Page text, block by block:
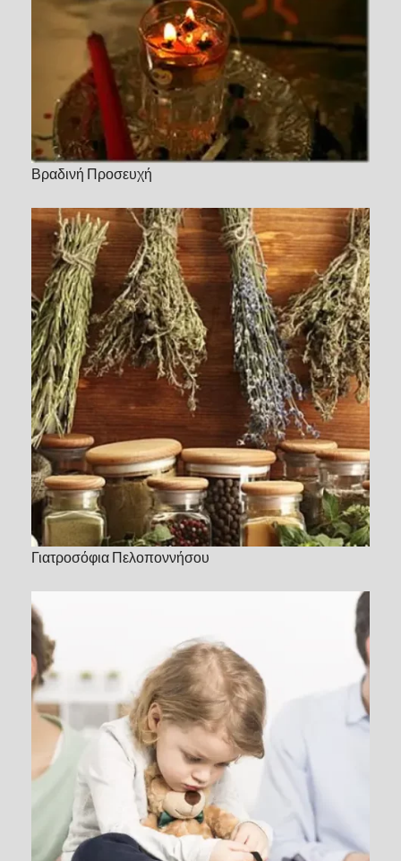
Βραδινή Προσευχή
Γιατροσόφια Πελοποννήσου